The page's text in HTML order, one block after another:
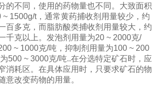
的不同，使用的药物量也不同。大致面积
~ 1500g/t，通常黄药捕收剂用量较少，约
百多克，而脂肪酸类捕收剂用量较大，约
千克以上。发泡剂用量为20 ~ 2000克/
~ 1000克/吨，抑制剂用量为100 ~ 200
500 ~ 3000克/吨..在分选特定矿石时，应
消耗区。在具体应用时，只要求矿石的物
意改变药物的用量。